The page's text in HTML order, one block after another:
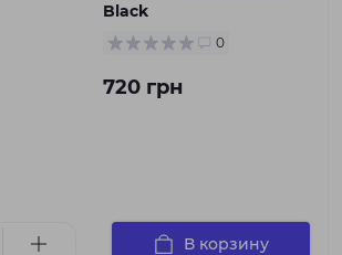
Black
0
720 грн
В корзину